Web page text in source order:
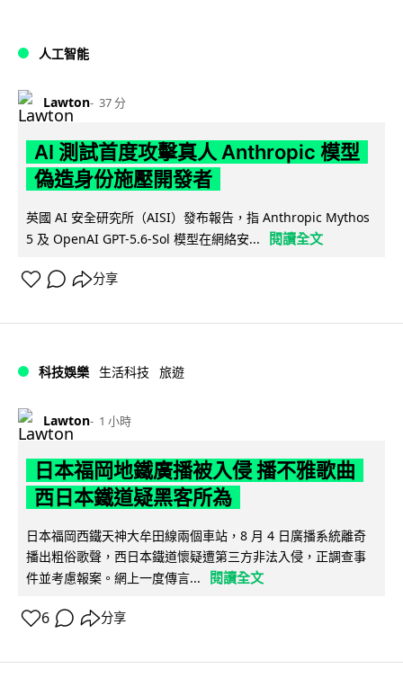
人工智能
Lawton 37 分
AI 測試首度攻擊真人 Anthropic 模型
偽造身份施壓開發者
英國 AI 安全研究所（AISI）發布報告，指 Anthropic Mythos
5 及 OpenAI GPT-5.6-Sol 模型在網絡安...
閱讀全文
分享
科技娛樂 生活科技 旅遊
Lawton 1 小時
日本福岡地鐵廣播被入侵 播不雅歌曲
西日本鐵道疑黑客所為
日本福岡西鐵天神大牟田線兩個車站，8 月 4 日廣播系統離奇
播出粗俗歌聲，西日本鐵道懷疑遭第三方非法入侵，正調查事
件並考慮報案。網上一度傳言...
閱讀全文
6 分享